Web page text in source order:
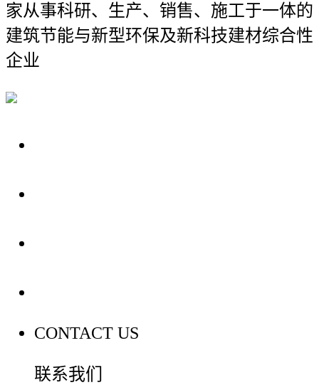
家从事科研、生产、销售、施工于一体的
建筑节能与新型环保及新科技建材综合性
企业
CONTACT US
联系我们